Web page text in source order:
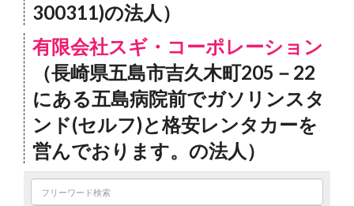
300311)の法人）
有限会社スギ・コーポレーション
（長崎県五島市吉久木町205－22
にある五島病院前でガソリンスタ
ンド(セルフ)と格安レンタカーを
営んでおります。の法人）